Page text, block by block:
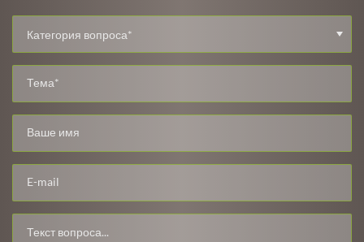
Категория вопроса*